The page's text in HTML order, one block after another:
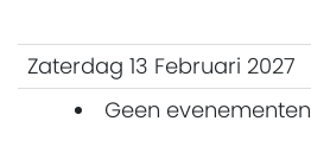
Zaterdag 13 Februari 2027
Geen evenementen